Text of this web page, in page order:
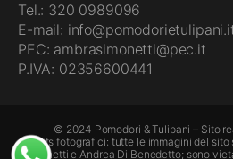
Tel.: 320 0989096
E-mail:
PEC: ambrasimonetti@pec.it
P.IVA: 02356600441
© 2024 Pomodori & Tulipani – Sito
Credits fotografici: tutte le immagini del sito
Simonetti e Andrea Di Benedetto; sono